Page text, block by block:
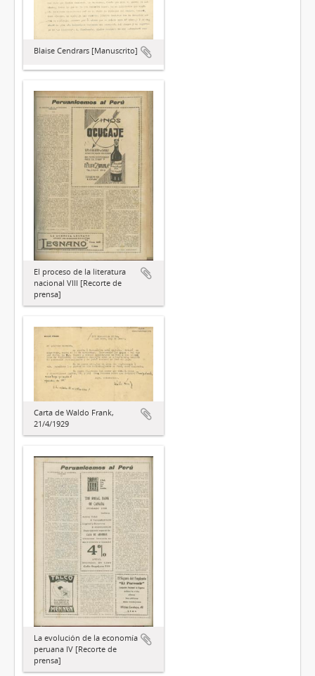
Blaise Cendrars [Manuscrito]
El proceso de la literatura
nacional VIII [Recorte de
prensa]
Carta de Waldo Frank,
21/4/1929
La evolución de la economía
peruana IV [Recorte de
prensa]